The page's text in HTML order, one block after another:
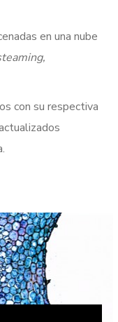
en una nube
con su respectiva